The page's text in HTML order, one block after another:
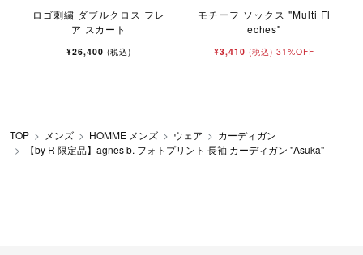
ロゴ刺繍 ダブルクロス フレ
ア スカート
¥26,400 (税込)
モチーフ ソックス "Multi Fl
eches"
¥3,410 (税込) 31%OFF
TOP メンズ HOMME メンズ ウェア
カーディガン
【by R 限定品】agnes b. フォトプリント 長袖 カーディガン "Asuka"